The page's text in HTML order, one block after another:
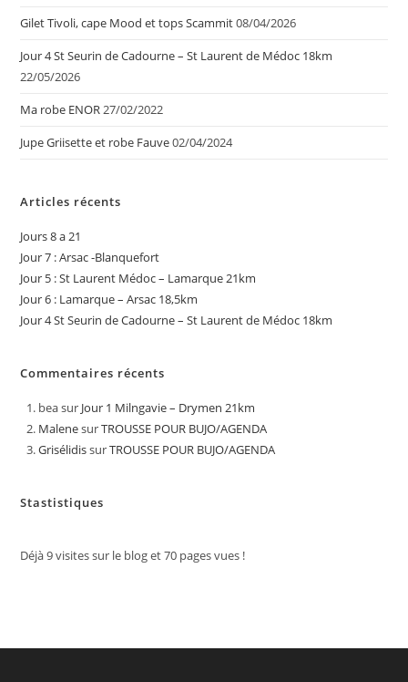
Gilet Tivoli, cape Mood et tops Scammit08/04/2026
Jour 4 St Seurin de Cadourne – St Laurent de Médoc 18km
22/05/2026
Ma robe ENOR27/02/2022
Jupe Griisette et robe Fauve02/04/2024
Articles récents
Jours 8 a 21
Jour 7 : Arsac -Blanquefort
Jour 5 : St Laurent Médoc – Lamarque 21km
Jour 6 : Lamarque – Arsac 18,5km
Jour 4 St Seurin de Cadourne – St Laurent de Médoc 18km
Commentaires récents
beasur Jour 1 Milngavie – Drymen 21km
MalenesurTROUSSE POUR BUJO/AGENDA
GrisélidissurTROUSSE POUR BUJO/AGENDA
Stastistiques
Déjà9visites sur le blog et70 pages vues !